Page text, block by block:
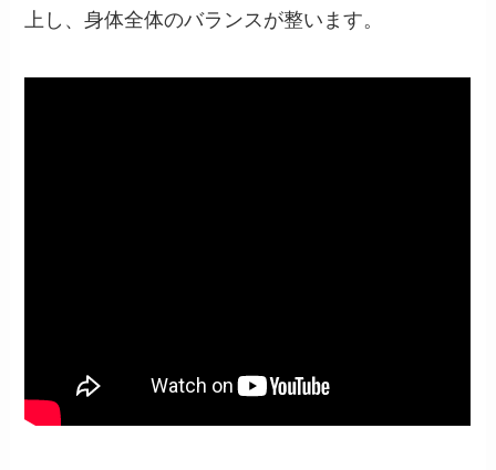
上し、身体全体のバランスが整います。